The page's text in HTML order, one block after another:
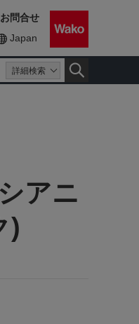
詳細検索
Japan
お問合せ
アニ
)